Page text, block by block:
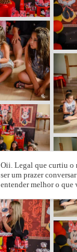
Oii. Legal que curtiu o
ser um prazer
entender melhor o que